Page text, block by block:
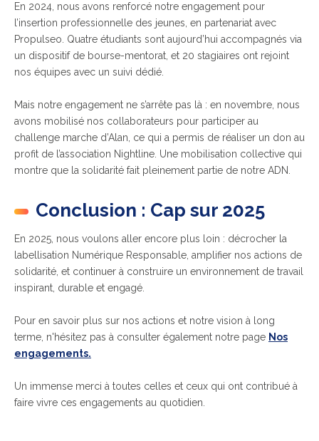
En 2024, nous avons renforcé notre engagement pour
l’insertion professionnelle des jeunes, en partenariat avec
Propulseo. Quatre étudiants sont aujourd’hui accompagnés via
un dispositif de bourse-mentorat, et 20 stagiaires ont rejoint
nos équipes avec un suivi dédié.
Mais notre engagement ne s’arrête pas là : en novembre, nous
avons mobilisé nos collaborateurs pour participer au
challenge marche d’Alan, ce qui a permis de réaliser un don au
profit de l’association Nightline. Une mobilisation collective qui
montre que la solidarité fait pleinement partie de notre ADN.
Conclusion : Cap sur 2025
En 2025, nous voulons aller encore plus loin : décrocher la
labellisation Numérique Responsable, amplifier nos actions de
solidarité, et continuer à construire un environnement de travail
inspirant, durable et engagé.
Pour en savoir plus sur nos actions et notre vision à long
terme, n'hésitez pas à consulter également notre page Nos
engagements.
Un immense merci à toutes celles et ceux qui ont contribué à
faire vivre ces engagements au quotidien.